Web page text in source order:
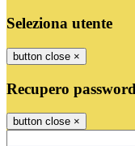
Seleziona utente
button close ×
Recupero password
button close ×